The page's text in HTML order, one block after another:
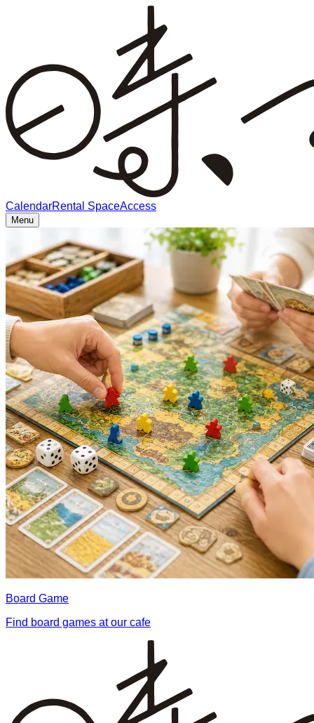
CalendarRental SpaceAccess
Menu
Board Game
Find board games at our cafe